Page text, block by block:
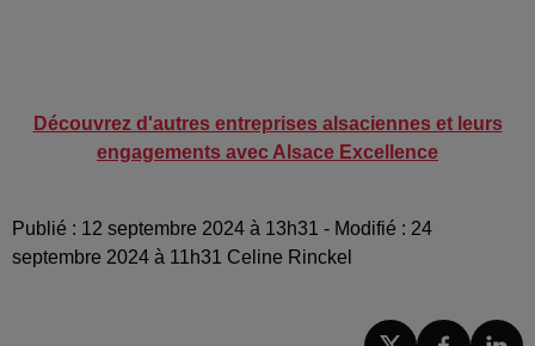
Découvrez d'autres entreprises alsaciennes et leurs
engagements avec Alsace Excellence
Publié : 12 septembre 2024 à 13h31 - Modifié : 24
septembre 2024 à 11h31 Celine Rinckel